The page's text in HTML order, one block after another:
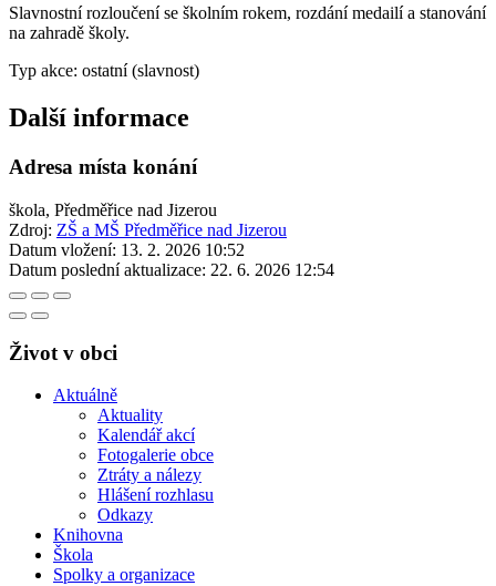
Slavnostní rozloučení se školním rokem, rozdání medailí a stanování
na zahradě školy.
Typ akce: ostatní (slavnost)
Další informace
Adresa místa konání
škola, Předměřice nad Jizerou
Zdroj: ZŠ a MŠ Předměřice nad Jizerou
Datum vložení: 13. 2. 2026 10:52
Datum poslední aktualizace: 22. 6. 2026 12:54
Život v obci
Aktuálně
Aktuality
Kalendář akcí
Fotogalerie obce
Ztráty a nálezy
Hlášení rozhlasu
Odkazy
Knihovna
Škola
Spolky a organizace